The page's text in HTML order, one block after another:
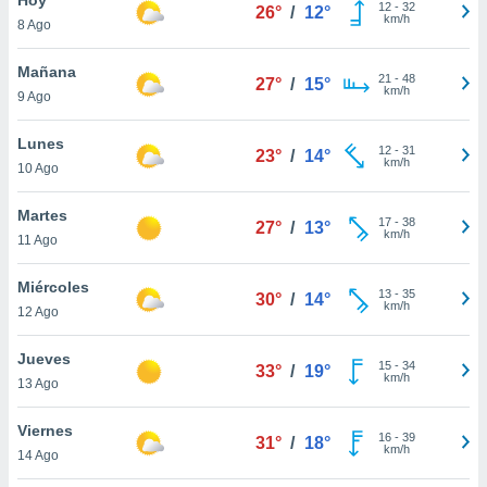
en
más
nuestra
de
cookies
aceptar
8 Ago
26° / 12° 12- 32
km/h
Mañana
9 Ago
27° / 15° 21 - 48
km/h
Lunes
10 Ago
23° / 14° 12- 31
km/h
Martes
11 Ago
27° / 13° 17- 38
km/h
Miércoles
12 Ago
30° / 14° 13- 35
km/h
Jueves
13 Ago
33° / 19° 15- 34
km/h
Viernes
14 Ago
31° / 18° 16- 39
km/h